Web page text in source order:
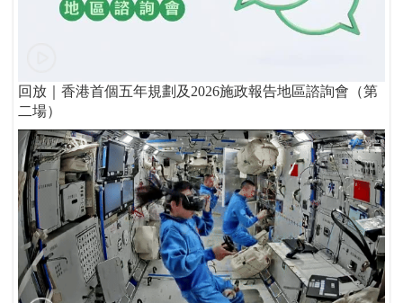
回放｜香港首個五年規劃及2026施政報告地區諮詢會（第
二場）